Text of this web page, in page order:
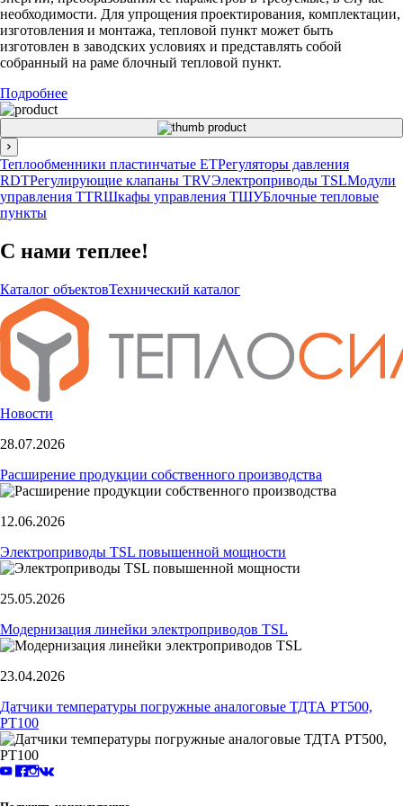
необходимости. Для упрощения проектирования, комплектации,
изготовления и монтажа, тепловой пункт может быть
изготовлен в заводских условиях и представлять собой
собранный на раме блочный тепловой пункт.
Подробнее
Теплообменники пластинчатые ЕТРегуляторы давления
RDTРегулирующие клапаны TRVЭлектроприводы TSLМодули
управления TTRШкафы управления ТШУБлочные тепловые
пункты
С нами теплее!
Каталог объектовТехнический каталог
Новости
28.07.2026
Расширение продукции собственного производства
12.06.2026
Электроприводы TSL повышенной мощности
25.05.2026
Модернизация линейки электроприводов TSL
23.04.2026
Датчики температуры погружные аналоговые ТДТА PT500,
PT100